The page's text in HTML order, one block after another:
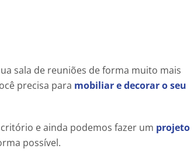
sala de reuniões de forma muito mais
precisa para mobiliar e decorar o seu
e ainda podemos fazer um projeto
possível.